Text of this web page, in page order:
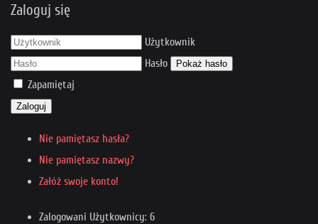
Zaloguj się
Użytkownik
Hasło
Pokaż hasło
Zapamiętaj
Zaloguj
Nie pamiętasz hasła?
Nie pamiętasz nazwy?
Załóż swoje konto!
Zalogowani Użytkownicy: 6